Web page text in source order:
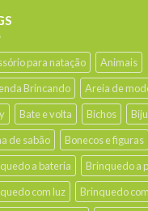
para natação
Animais
Brincando
Areia de
Bate e volta Bichos
de sabão
Bonecos e figuras
a bateria
Brinquedo a
com luz
Brinquedo